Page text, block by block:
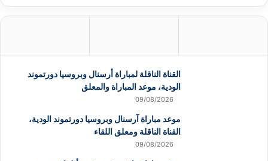
القناة الناقلة لمباراة أرسنال وبروسيا دورتموند
الودية، موعد المباراة والمعلق
09/08/2026
موعد مباراة آرسنال وبروسيا دورتموند الودية،
القناة الناقلة ومعلق اللقاء
09/08/2026